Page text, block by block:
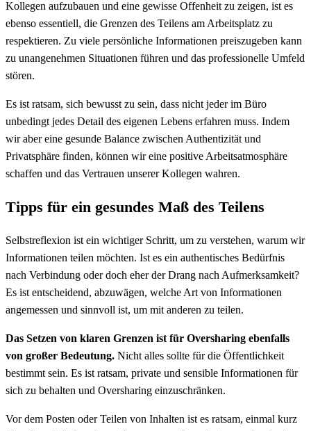
Kollegen aufzubauen und eine gewisse Offenheit zu zeigen, ist es
ebenso essentiell, die Grenzen des Teilens am Arbeitsplatz zu
respektieren. Zu viele persönliche Informationen preiszugeben kann
zu unangenehmen Situationen führen und das professionelle Umfeld
stören.
Es ist ratsam, sich bewusst zu sein, dass nicht jeder im Büro
unbedingt jedes Detail des eigenen Lebens erfahren muss. Indem
wir aber eine gesunde Balance zwischen Authentizität und
Privatsphäre finden, können wir eine positive Arbeitsatmosphäre
schaffen und das Vertrauen unserer Kollegen wahren.
Tipps für ein gesundes Maß des Teilens
Selbstreflexion ist ein wichtiger Schritt, um zu verstehen, warum wir
Informationen teilen möchten. Ist es ein authentisches Bedürfnis
nach Verbindung oder doch eher der Drang nach Aufmerksamkeit?
Es ist entscheidend, abzuwägen, welche Art von Informationen
angemessen und sinnvoll ist, um mit anderen zu teilen.
Das Setzen von klaren Grenzen ist für Oversharing ebenfalls
von großer Bedeutung. Nicht alles sollte für die Öffentlichkeit
bestimmt sein. Es ist ratsam, private und sensible Informationen für
sich zu behalten und Oversharing einzuschränken.
Vor dem Posten oder Teilen von Inhalten ist es ratsam, einmal kurz